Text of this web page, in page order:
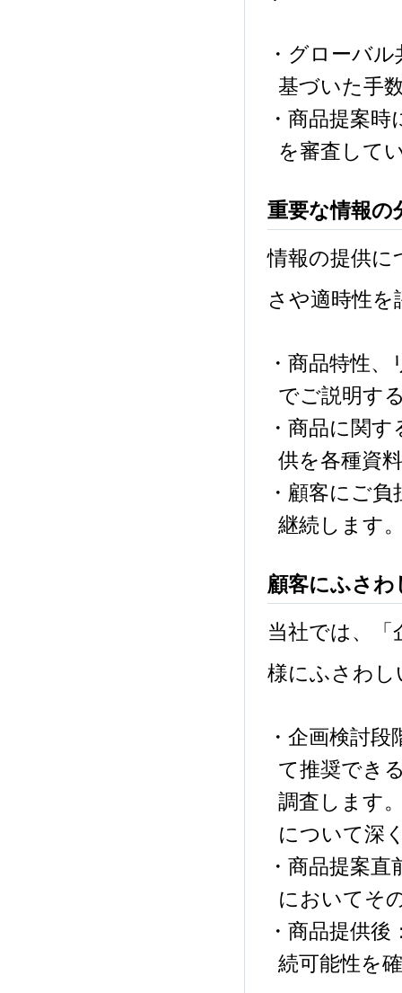
・グローバ
基づいた手
・商品提案
を審査して
重要な情報の
情報の提供に
さや適時性
・商品特性
でご説明す
・商品に関
供を各種資
・顧客にご
継続します
顧客にふさ
当社では、「
様にふさわ
・企画検討
て推奨でき
調査します
について深
・商品提案
においてそ
・商品提供
続可能性を